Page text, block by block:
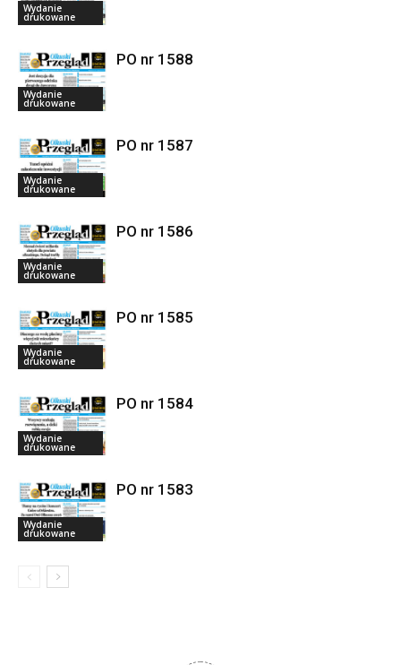
Wydanie
drukowane
Wydanie
drukowane
PO nr 1588
Wydanie
drukowane
PO nr 1587
Wydanie
drukowane
PO nr 1586
Wydanie
drukowane
PO nr 1585
Wydanie
drukowane
PO nr 1584
Wydanie
drukowane
PO nr 1583